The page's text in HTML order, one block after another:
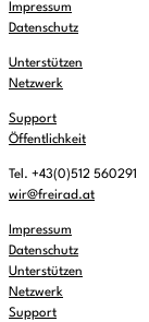
Impressum
Datenschutz
Unterstützen
Netzwerk
Support
Öffentlichkeit
Tel. +43(0)512 560291
wir@freirad.at
Impressum
Datenschutz
Unterstützen
Netzwerk
Support